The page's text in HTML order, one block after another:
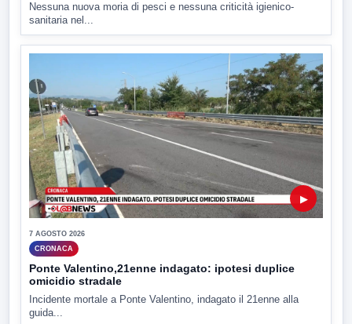
Nessuna nuova moria di pesci e nessuna criticità igienico-
sanitaria nel...
▶
7 AGOSTO 2026
CRONACA
Ponte Valentino,21enne indagato: ipotesi duplice
omicidio stradale
Incidente mortale a Ponte Valentino, indagato il 21enne alla
guida...